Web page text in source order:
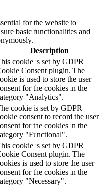
for the website to
basic functionalities and
Description
cookie is set by GDPR
Consent plugin. The
is used to store the user
for the cookies in the
"Analytics".
cookie is set by GDPR
consent to record the user
for the cookies in the
"Functional".
cookie is set by GDPR
Consent plugin. The
is used to store the user
for the cookies in the
"Necessary".